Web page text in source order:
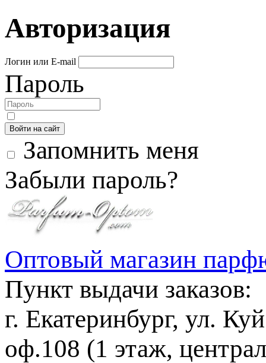
Авторизация
Логин или E-mail
Пароль
Войти на сайт
Запомнить меня
Забыли пароль?
Оптовый магазин
Пункт выдачи заказов:
г. Екатеринбург, ул.
оф.108 (1 этаж,